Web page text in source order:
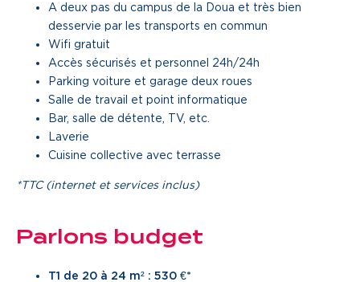
A deux pas du campus de la Doua et très bien
desservie par les transports en commun
Wifi gratuit
Accès sécurisés et personnel 24h/24h
Parking voiture et garage deux roues
Salle de travail et point informatique
Bar, salle de détente, TV, etc.
Laverie
Cuisine collective avec terrasse
*TTC (internet et services inclus)
Parlons budget
T1 de 20 à 24 m² : 530 €*